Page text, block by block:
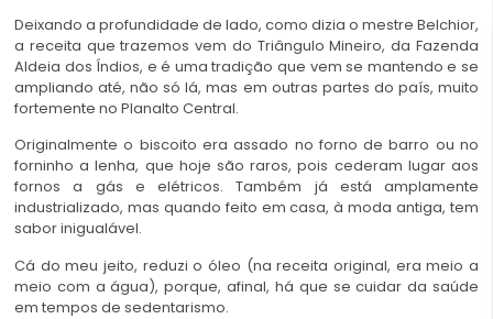
Deixando a profundidade de lado, como dizia o mestre Belchior,
a receita que trazemos vem do Triângulo Mineiro, da Fazenda
Aldeia dos Índios, e é uma tradição que vem se mantendo e se
ampliando até, não só lá, mas em outras partes do país, muito
fortemente no Planalto Central.
Originalmente o biscoito era assado no forno de barro ou no
forninho a lenha, que hoje são raros, pois cederam lugar aos
fornos a gás e elétricos. Também já está amplamente
industrializado, mas quando feito em casa, à moda antiga, tem
sabor inigualável.
Cá do meu jeito, reduzi o óleo (na receita original, era meio a
meio com a água), porque, afinal, há que se cuidar da saúde
em tempos de sedentarismo.